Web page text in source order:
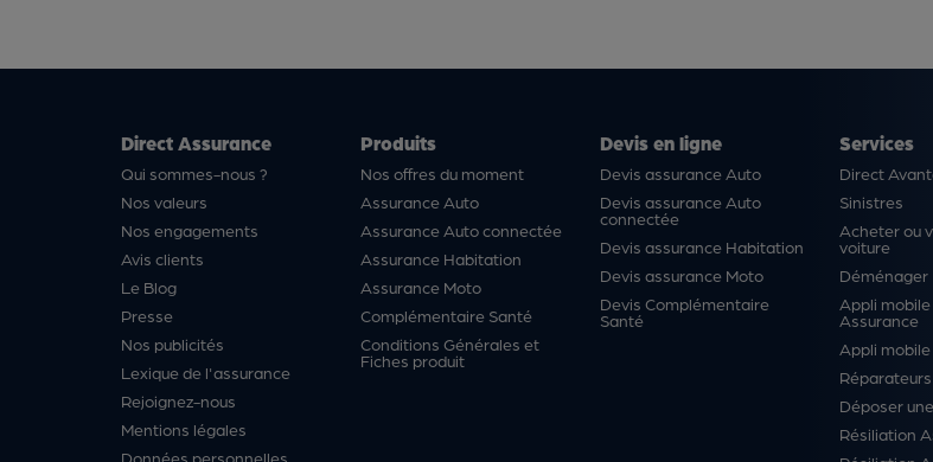
Direct Assurance
Qui sommes-nous ?
Nos valeurs
Nos engagements
Avis clients
Le Blog
Presse
Nos publicités
Lexique de l'assurance
Rejoignez-nous
Mentions légales
Données personnelles
Produits
Nos offres du moment
Assurance Auto
Assurance Auto connectée
Assurance Habitation
Assurance Moto
Complémentaire Santé
Conditions Générales et
Fiches produit
Devis en ligne
Devis assurance Auto
Devis assurance Auto
connectée
Devis assurance Habitation
Devis assurance Moto
Devis Complémentaire
Santé
Services
Direct
Sinistres
Acheter ou
voiture
Déménager
Appli
Assurance
Appli mobile
Déposer
Résiliation